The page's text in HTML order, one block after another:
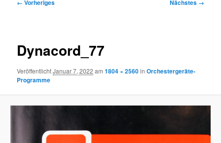
← Vorheriges Nächstes →
Dynacord_77
VeröffentlichtJanuar 7, 2022 am1804 × 2560inOrchestergeräte-
Programme